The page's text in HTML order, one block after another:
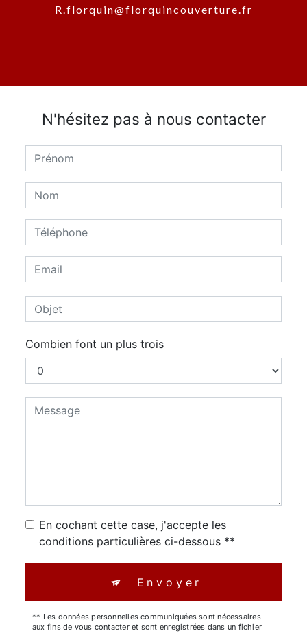
r.florquin@florquincouverture.fr
N'hésitez pas à nous contacter
Combien font un plus trois
En cochant cette case, j'accepte les
conditions particulières ci-dessous **
Envoyer
** Les données personnelles communiquées sont nécessaires
aux fins de vous contacter et sont enregistrées dans un fichier